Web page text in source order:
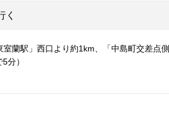
く
室蘭駅」西口より約1km、「中島町交差点
分）